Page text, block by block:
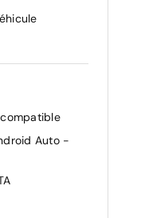
-150 €
Auto -